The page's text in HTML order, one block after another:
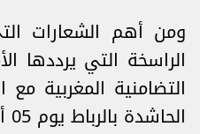
ومن أهم الشعارات
الراسخة التي يرددها
التضامنية المغربية
الحاشدة بالرباط يوم 05 أكتوبر 2025: